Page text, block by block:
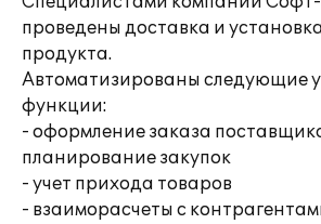
проведены доставка и
продукта.
Автоматизированы следующие
функции:
- оформление заказа
планирование закупок
- учет прихода товаров
- взаиморасчеты с